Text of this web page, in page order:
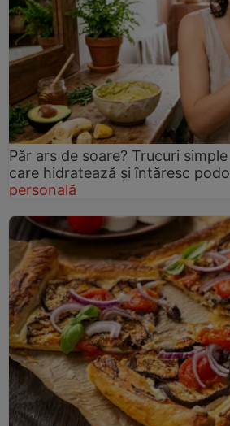
Păr ars de soare? Trucuri
care hidratează și întăresc
personală